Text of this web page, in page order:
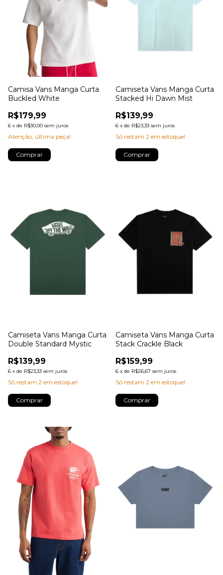
Camisa Vans Manga Curta
Buckled White
R$179,99
6 x de R$30,00 sem juros
Atenção, última peça!
Comprar
Camiseta Vans Manga Curta
Stacked Hi Dawn Mist
R$139,99
6 x de R$23,33 sem juros
Só restam 2 em estoque!
Comprar
Camiseta Vans Manga Curta
Double Standard Mystic
R$139,99
6 x de R$23,33 sem juros
Só restam 2 em estoque!
Comprar
Camiseta Vans Manga Curta
Stack Crackle Black
R$159,99
6 x de R$26,67 sem juros
Só restam 2 em estoque!
Comprar